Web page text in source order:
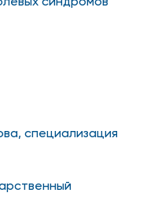
специализация